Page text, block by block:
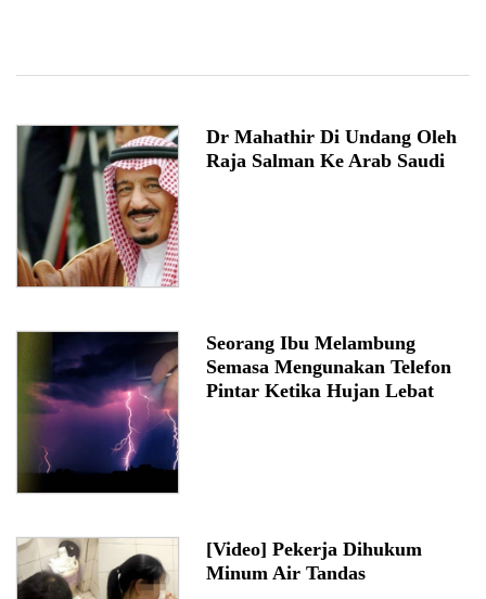
Dr Mahathir Di Undang Oleh
Raja Salman Ke Arab Saudi
Seorang Ibu Melambung
Semasa Mengunakan Telefon
Pintar Ketika Hujan Lebat
[Video] Pekerja Dihukum
Minum Air Tandas